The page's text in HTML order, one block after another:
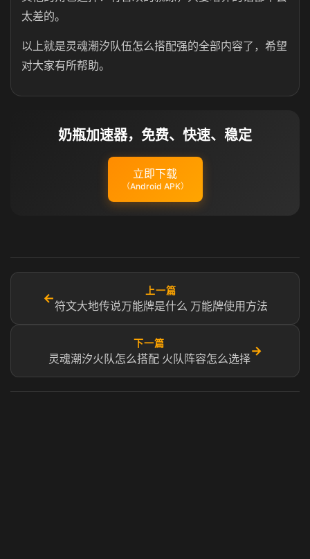
太差的。
以上就是灵魂潮汐队伍怎么搭配强的全部内容了，希望
对大家有所帮助。
奶瓶加速器，免费、快速、稳定
立即下载
（Android APK）
←
上一篇
符文大地传说万能牌是什么 万能牌使用方法
下一篇
灵魂潮汐火队怎么搭配 火队阵容怎么选择
→